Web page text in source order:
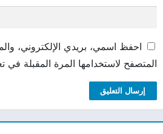
احفظ اسمي، بريدي الإلكتروني،
المتصفح لاستخدامها المرة المقبلة في